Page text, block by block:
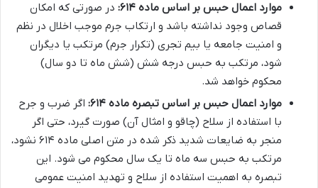
موارد اعمال حبس بر اساس ماده ۶۱۴:
در صورتی که امکان
قصاص وجود نداشته باشد و ارتکاب جرم موجب اخلال در نظم
و امنیت جامعه یا بیم تجری (تکرار جرم) مرتکب یا دیگران
شود، مرتکب به حبس درجه شش (شش ماه تا دو سال)
محکوم خواهد شد.
موارد اعمال حبس بر اساس تبصره ماده ۶۱۴:
اگر ضرب و جرح
با استفاده از سلاح (چاقو و امثال آن) صورت گیرد، حتی اگر
منجر به ضایعات شدید ذکر شده در متن اصلی ماده ۶۱۴ نشود،
مرتکب به حبس سه ماه تا یک سال محکوم می شود. این
تبصره به اهمیت استفاده از سلاح و تهدید امنیت عمومی